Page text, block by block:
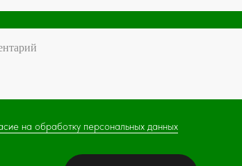
на обработку персональных данных